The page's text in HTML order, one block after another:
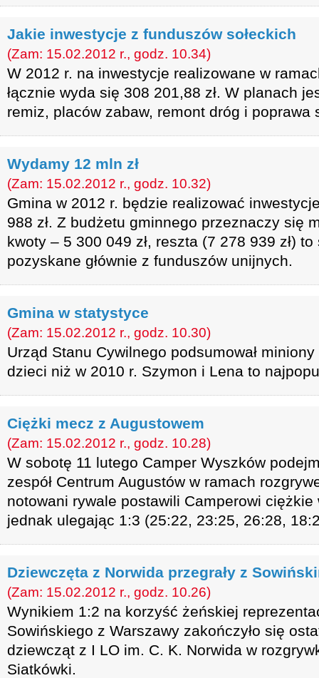
Jakie inwestycje z funduszów sołeckich
(Zam: 15.02.2012 r., godz. 10.34)
W 2012 r. na inwestycje realizowane w
łącznie wyda się 308 201,88 zł. W planach
remiz, placów zabaw, remont dróg i poprawa
Wydamy 12 mln zł
(Zam: 15.02.2012 r., godz. 10.32)
Gmina w 2012 r. będzie realizować
988 zł. Z budżetu gminnego przeznaczy się
kwoty – 5 300 049 zł, reszta (7 278 939 zł)
pozyskane głównie z funduszów unijnych.
Gmina w statystyce
(Zam: 15.02.2012 r., godz. 10.30)
Urząd Stanu Cywilnego podsumował
dzieci niż w 2010 r. Szymon i Lena to
Ciężki mecz z Augustowem
(Zam: 15.02.2012 r., godz. 10.28)
W sobotę 11 lutego Camper Wyszków
zespół Centrum Augustów w ramach
notowani rywale postawili Camperowi
jednak ulegając 1:3 (25:22, 23:25, 26:28,
Dziewczęta z Norwida przegrały z
(Zam: 15.02.2012 r., godz. 10.26)
Wynikiem 1:2 na korzyść żeńskiej
Sowińskiego z Warszawy zakończyło się
dziewcząt z I LO im. C. K. Norwida w
Siatkówki.